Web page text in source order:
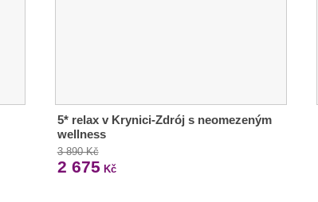
5* relax v Krynici-Zdrój s neomezeným
wellness
3 890 Kč
2 675 Kč